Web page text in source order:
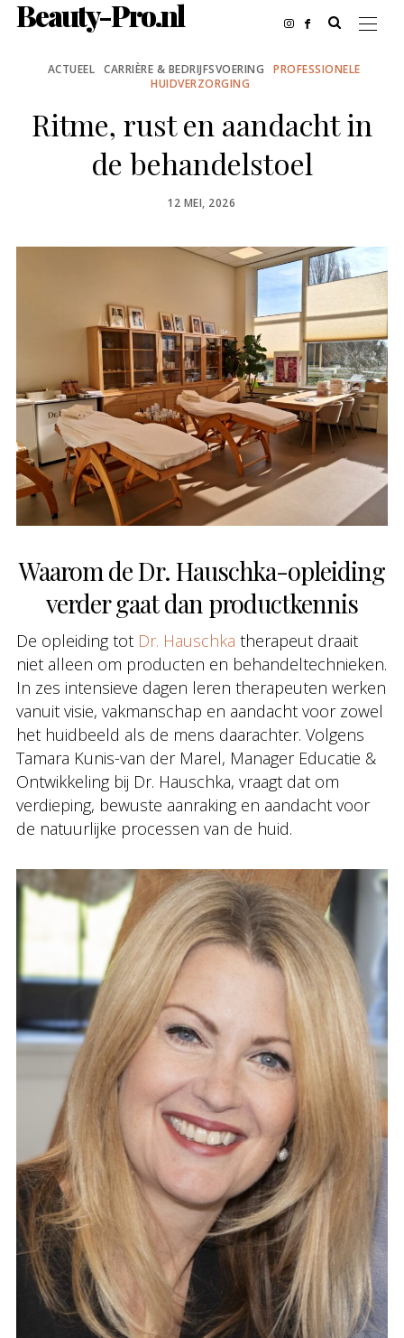
Beauty-Pro.nl
ACTUEEL CARRIÈRE & BEDRIJFSVOERING
PROFESSIONELE
HUIDVERZORGING
Ritme, rust en aandacht in
de behandelstoel
POSTED
12 MEI, 2026
Waarom de Dr. Hauschka-opleiding
verder gaat dan productkennis
De opleiding tot Dr. Hauschka therapeut draait
niet alleen om producten en behandeltechnieken.
In zes intensieve dagen leren therapeuten werken
vanuit visie, vakmanschap en aandacht voor zowel
het huidbeeld als de mens daarachter. Volgens
Tamara Kunis-van der Marel, Manager Educatie &
Ontwikkeling bij Dr. Hauschka, vraagt dat om
verdieping, bewuste aanraking en aandacht voor
de natuurlijke processen van de huid.